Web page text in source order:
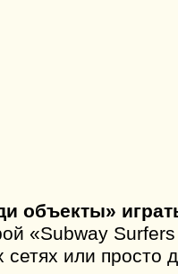
объекты»
«Subway
или просто